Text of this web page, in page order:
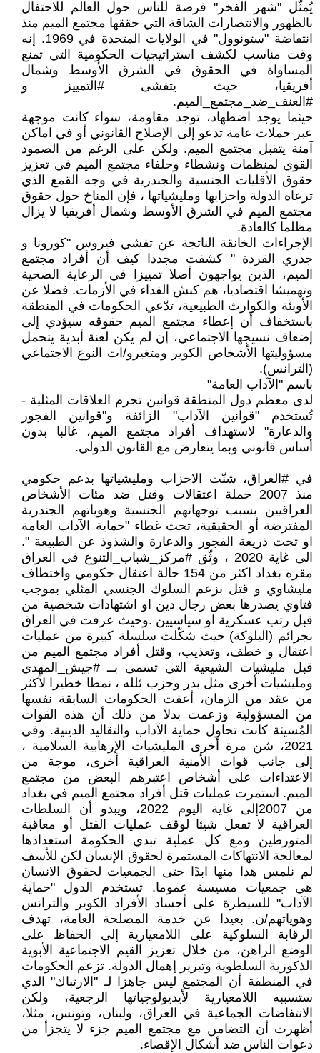
يُمثّل "شهر الفخر" فرصة للناس حول العالم للاحتفال
بالظهور والانتصارات الشاقة التي حققها مجتمع الميم منذ
انتفاضة "ستونوول" في الولايات المتحدة في 1969. إنه
وقت مناسب لكشف استراتيجيات الحكومية التي تمنع
المساواة في الحقوق في الشرق الأوسط وشمال
أفريقيا، حيث يتفشى #التمييز و
#العنف_ضد_مجتمع_الميم.
حيثما يوجد اضطهاد، توجد مقاومة، سواء كانت موجهة
عبر حملات عامة تدعو إلى الإصلاح القانوني أو في اماكن
آمنة يتقبل مجتمع الميم. ولكن على الرغم من الصمود
القوي لمنظمات ونشطاء وحلفاء مجتمع الميم في تعزيز
حقوق الأقليات الجنسية والجندرية في وجه القمع الذي
ترعاه الدولة واحزابها ومليشياتها ، فإن المناخ حول حقوق
مجتمع الميم في الشرق الأوسط وشمال أفريقيا لا يزال
مظلما كالعادة.
الإجراءات الخانقة الناتجة عن تفشي فيروس "كورونا و
جدري القردة " كشفت مجددا كيف أن أفراد مجتمع
الميم، الذين يواجهون أصلا تمييزا في الرعاية الصحية
وتهميشا اقتصاديا، هم كبش الفداء في الأزمات. فضلا عن
الأوبئة والكوارث الطبيعية، تدّعي الحكومات في المنطقة
باستخفاف أن إعطاء مجتمع الميم حقوقه سيؤدي إلى
إضعاف نسيجها الاجتماعي، إن لم يكن لعنة أبدية يتحمل
مسؤوليتها الأشخاص الكوير ومتغيرو/ات النوع الاجتماعي
(الترانس).
باسم "الآداب العامة"
لدى معظم دول المنطقة قوانين تجرم العلاقات المثلية -
تُستخدم "قوانين الآداب" الزائفة و"قوانين الفجور
والدعارة" لاستهداف أفراد مجتمع الميم، غالبا بدون
أساس قانوني وبما يتعارض مع القانون الدولي.
في #العراق، شنّت الاحزاب ومليشياتها بدعم حكومي
منذ 2007 حملة اعتقالات وقتل ضد مئات الأشخاص
العراقيين بسبب توجهاتهم الجنسية وهوياتهم الجندرية
المفترضة أو الحقيقية، تحت غطاء "حماية الآداب العامة
او تحت ذريعة الفجور والدعارة والشذوذ عن الطبيعة ".
الى غاية 2020 ، وثّق #مركز_شباب_التنوع في العراق
مقره بغداد اكثر من 154 حالة اعتقال حكومي واختطاف
مليشاوي و قتل بزعم السلوك الجنسي المثلي بموجب
فتاوي يصدرها بعض رجال دين او اشتهادات شخصية من
قبل رتب عسكرية او سياسيين .وحيث عرفت في العراق
بجرائم (البلوكة) حيث شكّلت سلسلة كبيرة من عمليات
اعتقال و خطف، وتعذيب، وقتل أفراد مجتمع الميم من
قبل مليشيات الشيعية التي تسمى بــ #جيش_المهدي
ومليشيات أخرى مثل بدر وحزب ئلله ، نمطا خطيرا لأكثر
من عقد من الزمان، أعفت الحكومات السابقة نفسها
من المسؤولية وزعمت بدلا من ذلك أن هذه القوات
المُسيئة كانت تحاول حماية الآداب والتقاليد الدينية. وفي
2021، شن مرة أخرى المليشيات الإرهابية السلامية ،
إلى جانب قوات الأمنية العراقية أخرى، موجة من
الاعتداءات على أشخاص اعتبرهم البعض من مجتمع
الميم. استمرت عمليات قتل أفراد مجتمع الميم في بغداد
من 2007إلى غاية اليوم 2022، ويبدو أن السلطات
العراقية لا تفعل شيئا لوقف عمليات القتل أو معاقبة
المتورطين ومع كل عملية تبدي الحكومة استعدادها
لمعالجة الانتهاكات المستمرة لحقوق الإنسان لكن للأسف
لم نلمس هذا منها ابدًا حتى الجمعيات لحقوق الانسان
هي جمعيات مسيسة عموما. تستخدم الدول "حماية
الآداب" للسيطرة على أجساد الأفراد الكوير والترانس
وهوياتهم/ن. بعيدا عن خدمة المصلحة العامة، تهدف
الرقابة السلوكية على اللامعيارية إلى الحفاظ على
الوضع الراهن، من خلال تعزيز القيم الاجتماعية الأبوية
الذكورية السلطوية وتبرير إهمال الدولة. تزعم الحكومات
في المنطقة أن المجتمع ليس جاهزا لـ "الارتباك" الذي
ستسببه اللامعيارية لأيديولوجياتها الرجعية، ولكن
الانتفاضات الجماعية في العراق، ولبنان، وتونس، مثلا،
أظهرت أن التضامن مع مجتمع الميم جزء لا يتجزأ من
دعوات الناس ضد أشكال الإقصاء.